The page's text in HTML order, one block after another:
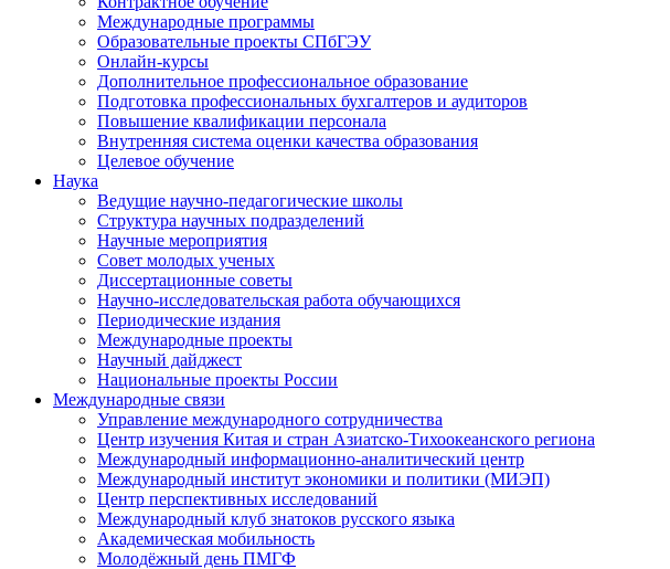
Международные программы
Образовательные проекты СПбГЭУ
Онлайн-курсы
Дополнительное профессиональное образование
Подготовка профессиональных бухгалтеров и аудиторов
Повышение квалификации персонала
Внутренняя система оценки качества образования
Целевое обучение
Наука
Ведущие научно-педагогические школы
Структура научных подразделений
Научные мероприятия
Совет молодых ученых
Диссертационные советы
Научно-исследовательская работа обучающихся
Периодические издания
Международные проекты
Научный дайджест
Национальные проекты России
Международные связи
Управление международного сотрудничества
Центр изучения Китая и стран Азиатско-Тихоокеанского региона
Международный информационно-аналитический центр
Международный институт экономики и политики (МИЭП)
Центр перспективных исследований
Международный клуб знатоков русского языка
Академическая мобильность
Молодёжный день ПМГФ